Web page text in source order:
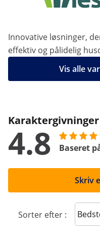
Innovative løsninger,
effektiv og pålidelig
Vis alle
4.8 Baseret
Skriv
Sorter efter :